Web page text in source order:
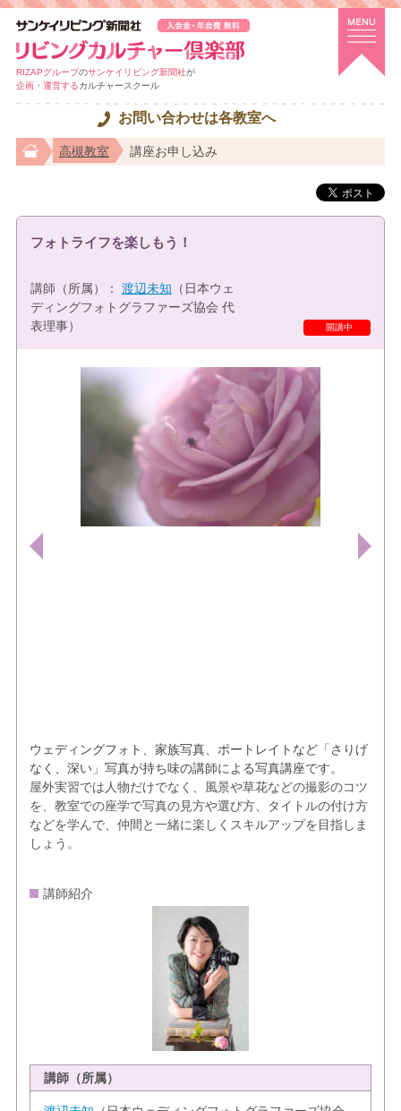
RIZAPグループのサンケイリビング新聞社が
企画・運営するカルチャースクール
お問い合わせは各教室へ
高槻教室 講座お申し込み
開講中
フォトライフを楽しもう！
講師（所属）： 渡辺未知 （日本ウェ
ディングフォトグラファーズ協会 代
表理事）
ウェディングフォト、家族写真、ポートレイトなど「さりげ
なく、深い」写真が持ち味の講師による写真講座です。
屋外実習では人物だけでなく、風景や草花などの撮影のコツ
を、教室での座学で写真の見方や選び方、タイトルの付け方
などを学んで、仲間と一緒に楽しくスキルアップを目指しま
しょう。
講師紹介
講師（所属）